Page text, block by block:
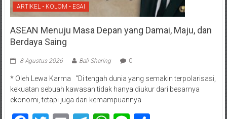
ARTIKEL • KOLOM • ESAI
ASEAN Menuju Masa Depan yang Damai, Maju, dan
Berdaya Saing
8 Agustus 2026 Bali Sharing 0
* Oleh Lewa Karma “Di tengah dunia yang semakin terpolarisasi,
kekuatan sebuah kawasan tidak hanya diukur dari besarnya
ekonomi, tetapi juga dari kemampuannya